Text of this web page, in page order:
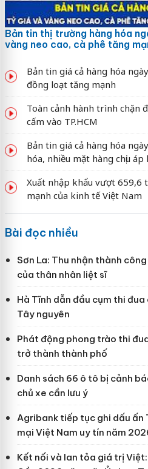
Bản tin thị trường hàng hóa
vàng neo cao, cà phê tăng
Bản tin giá cả hàng hóa
đồng loạt tăng mạnh
Toàn cảnh hành trình chặn
cấm vào TP.HCM
Bản tin giá cả hàng hóa
hóa, nhiều mặt hàng chịu áp
Xuất nhập khẩu vượt 659,6
mạnh của kinh tế Việt Nam
Bài đọc nhiều
Sơn La: Thu nhận thành
của thân nhân liệt sĩ
Hà Tĩnh dẫn đầu cụm thi
Tây nguyên
Phát động phong trào thi
trở thành thành phố
Danh sách 66 ô tô bị cảnh
chủ xe cần lưu ý
Agribank tiếp tục ghi dấu ấn
mại Việt Nam uy tín năm
Kết nối và lan tỏa giá trị